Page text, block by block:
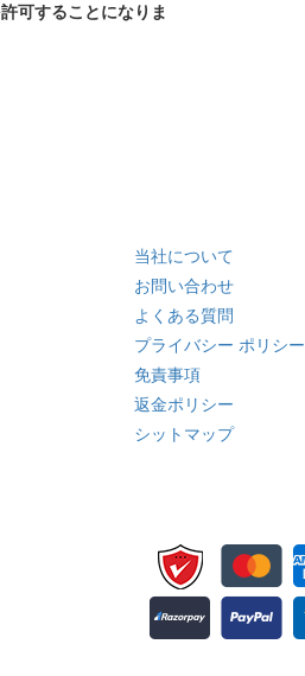
可することになりま
当社について
お問い合わせ
よくある質問
プライバシー ポリシー
免責事項
返金ポリシー
シットマップ